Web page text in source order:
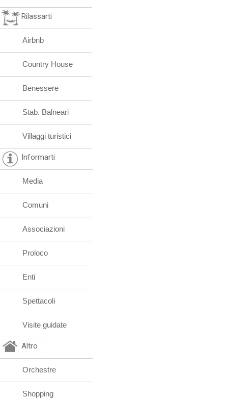
Rilassarti
Airbnb
Country House
Benessere
Stab. Balneari
Villaggi turistici
Informarti
Media
Comuni
Associazioni
Proloco
Enti
Spettacoli
Visite guidate
Altro
Orchestre
Shopping